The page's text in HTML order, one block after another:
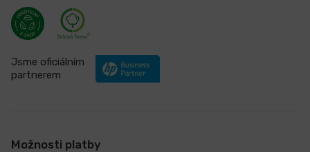
Jsme oficiálním
partnerem
Možnosti platby